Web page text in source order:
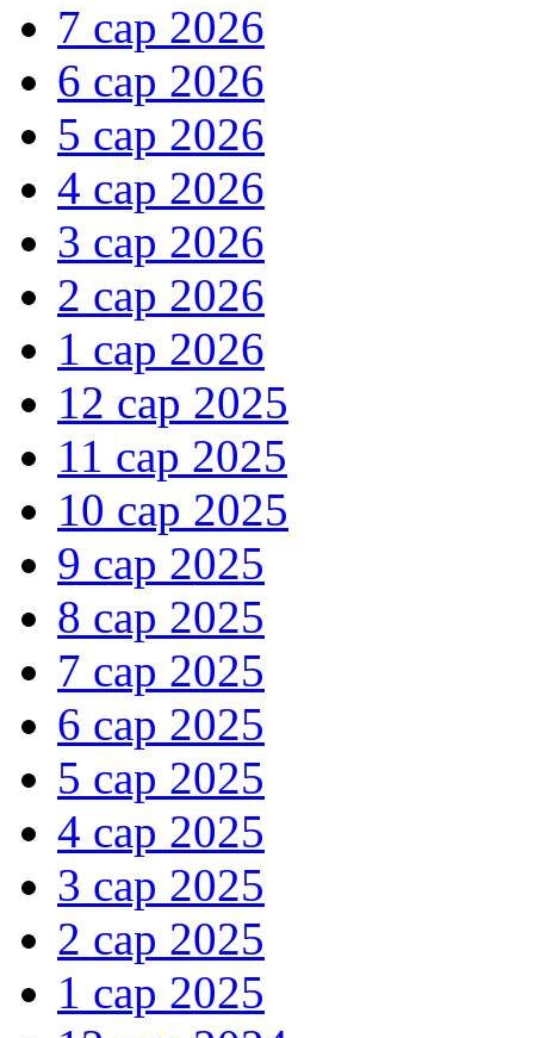
7 сар 2026
6 сар 2026
5 сар 2026
4 сар 2026
3 сар 2026
2 сар 2026
1 сар 2026
12 сар 2025
11 сар 2025
10 сар 2025
9 сар 2025
8 сар 2025
7 сар 2025
6 сар 2025
5 сар 2025
4 сар 2025
3 сар 2025
2 сар 2025
1 сар 2025